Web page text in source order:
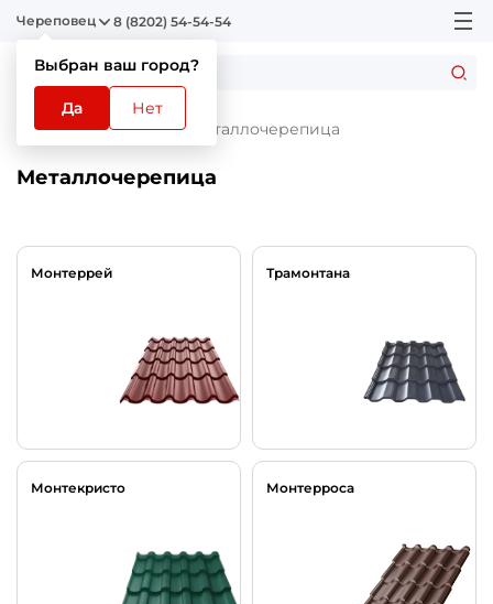
Череповец
Выбран ваш город?
Да Нет
8 (8202) 54-54-54
Главная Каталог Металлочерепица
Металлочерепица
Монтеррей Трамонтана
Монтекристо Монтерроса